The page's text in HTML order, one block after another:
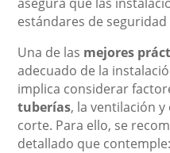
estándares de seguridad
Una de las mejores
adecuado de la
implica considerar
tuberías, la ventilación y
corte. Para ello, se
detallado que contemple: